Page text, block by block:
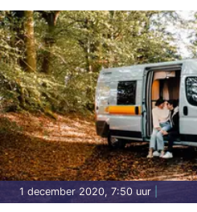
1 december 2020, 7:50 uur